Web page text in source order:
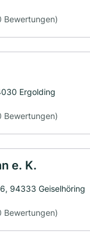
Bewertungen)
Ergolding
Bewertungen)
e. K.
94333 Geiselhöring
Bewertungen)